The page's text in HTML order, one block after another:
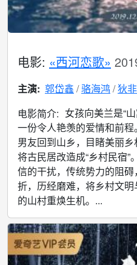
电影: «西河恋歌»
主演: 郭岱鑫 骆海鸿 狄
电影简介: 女孩向美兰是“
一份令人艳羡的爱情和前
男友回到山乡，目睹美丽
将古民居改造成“乡村民宿
信的干扰，传统势力的阻
折，历经磨难，将乡村文
的山村重焕生机。...